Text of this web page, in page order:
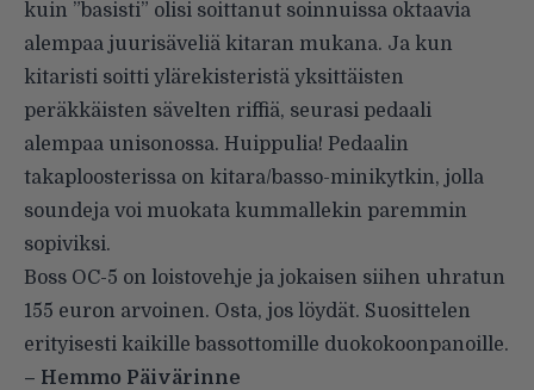
kuin ”basisti” olisi soittanut soinnuissa oktaavia
alempaa juurisäveliä kitaran mukana. Ja kun
kitaristi soitti ylärekisteristä yksittäisten
peräkkäisten sävelten riffiä, seurasi pedaali
alempaa unisonossa. Huippulia! Pedaalin
takaploosterissa on kitara/basso-minikytkin, jolla
soundeja voi muokata kummallekin paremmin
sopiviksi.
Boss OC-5 on loistovehje ja jokaisen siihen uhratun
155 euron arvoinen. Osta, jos löydät. Suosittelen
erityisesti kaikille bassottomille duokokoonpanoille.
– Hemmo Päivärinne